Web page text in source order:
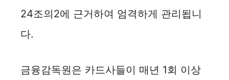
24조의2에 근거하여 엄격하게 관리됩니
다.
금융감독원은 카드사들이 매년 1회 이상